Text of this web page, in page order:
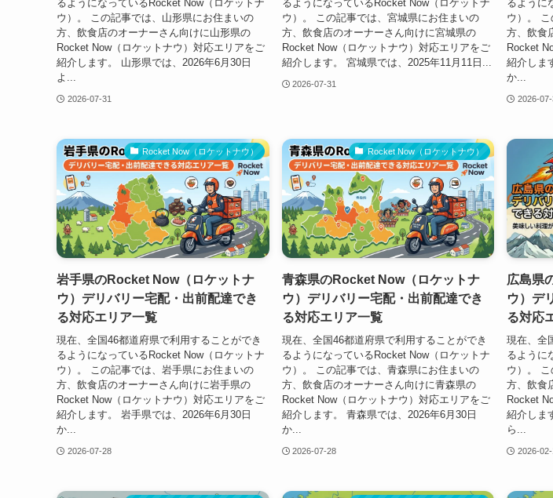
るようになっているRocket Now（ロケットナ
ウ）。 この記事では、山形県にお住まいの
方、飲食店のオーナーさん向けに山形県の
Rocket Now（ロケットナウ）対応エリアをご
紹介します。 山形県では、2026年6月30日
よ...
2026-07-31
るようになっているRocket Now（ロケットナ
ウ）。 この記事では、宮城県にお住まいの
方、飲食店のオーナーさん向けに宮城県の
Rocket Now（ロケットナウ）対応エリアをご
紹介します。 宮城県では、2025年11月11日...
2026-07-31
るように
ウ）。
方、飲食
Rocket
紹介しま
か...
2026-07-
Rocket Now（ロケットナウ）
岩手県のRocket Now（ロケットナ
ウ）デリバリー宅配・出前配達でき
る対応エリア一覧
現在、全国46都道府県で利用することができ
るようになっているRocket Now（ロケットナ
ウ）。 この記事では、岩手県にお住まいの
方、飲食店のオーナーさん向けに岩手県の
Rocket Now（ロケットナウ）対応エリアをご
紹介します。 岩手県では、2026年6月30日
か...
2026-07-28
Rocket Now（ロケットナウ）
青森県のRocket Now（ロケットナ
ウ）デリバリー宅配・出前配達でき
る対応エリア一覧
現在、全国46都道府県で利用することができ
るようになっているRocket Now（ロケットナ
ウ）。 この記事では、青森県にお住まいの
方、飲食店のオーナーさん向けに青森県の
Rocket Now（ロケットナウ）対応エリアをご
紹介します。 青森県では、2026年6月30日
か...
2026-07-28
広島県
ウ）デ
る対応
現在、全
るように
ウ）。
方、飲食
Rocket
紹介しま
ら...
2026-